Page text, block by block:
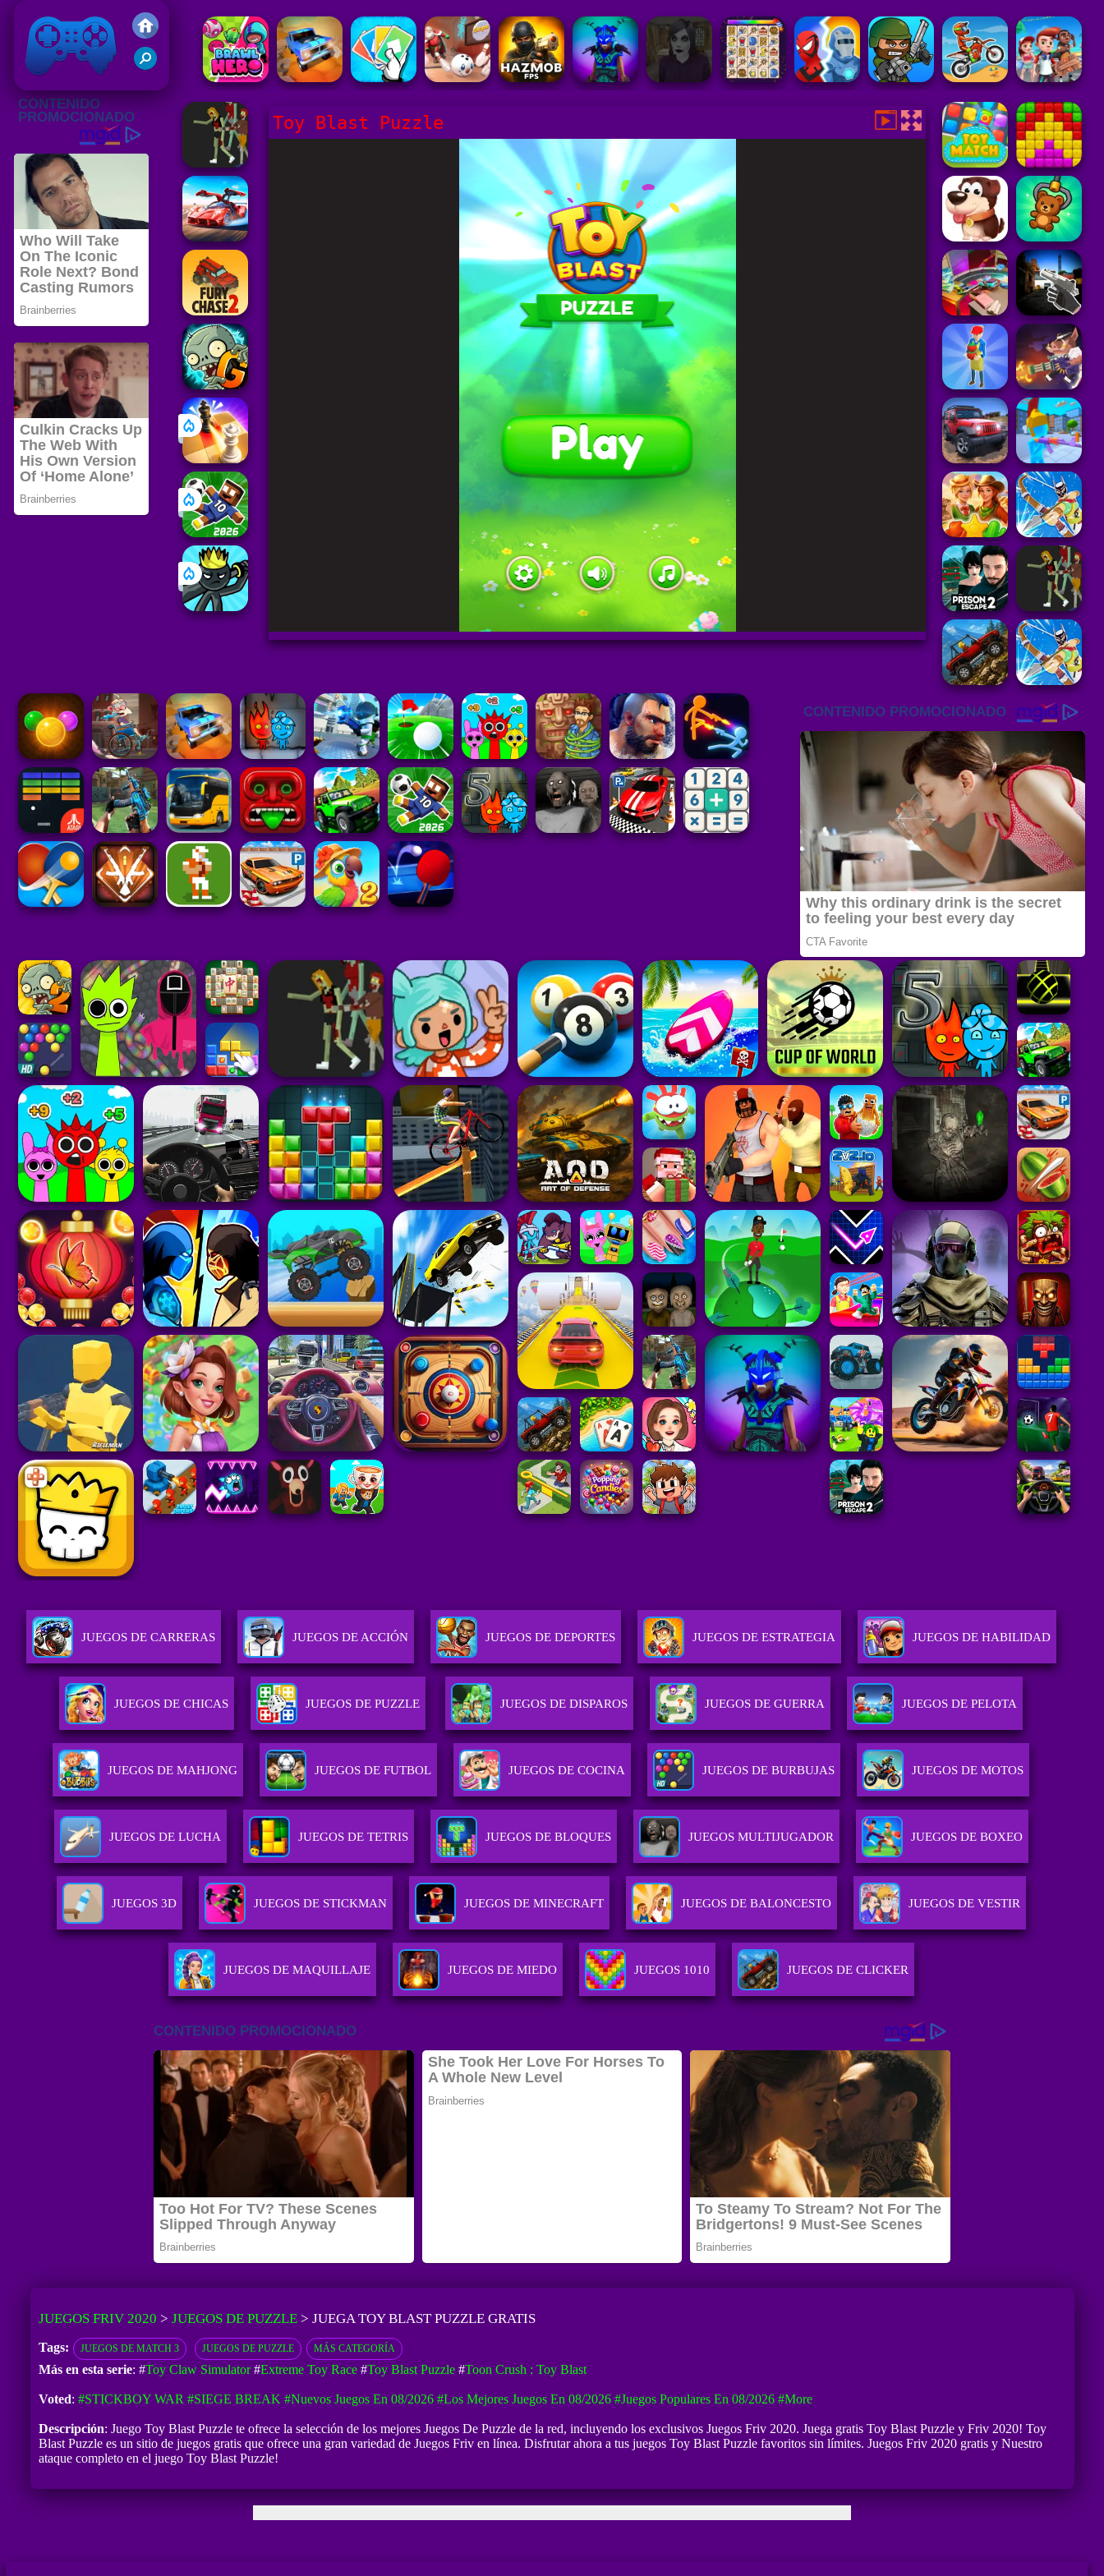
Juegos Friv 2020
Toy Blast Puzzle
JUEGOS DE CARRERAS JUEGOS DE ACCIÓN JUEGOS DE DEPORTES JUEGOS DE ESTRATEGIA JUEGOS DE HABILIDAD
JUEGOS DE CHICAS JUEGOS DE PUZZLE JUEGOS DE DISPAROS JUEGOS DE GUERRA JUEGOS DE PELOTA
JUEGOS DE MAHJONG JUEGOS DE FUTBOL JUEGOS DE COCINA JUEGOS DE BURBUJAS JUEGOS DE MOTOS
JUEGOS DE LUCHA JUEGOS DE TETRIS JUEGOS DE BLOQUES JUEGOS MULTIJUGADOR JUEGOS DE BOXEO
JUEGOS 3D JUEGOS DE STICKMAN JUEGOS DE MINECRAFT JUEGOS DE BALONCESTO JUEGOS DE VESTIR
JUEGOS DE MAQUILLAJE JUEGOS DE MIEDO JUEGOS 1010 JUEGOS DE CLICKER
JUEGOS FRIV 2020 > JUEGOS DE PUZZLE> JUEGA TOY BLAST PUZZLE GRATIS
Tags: JUEGOS DE MATCH 3 JUEGOS DE PUZZLE MÁS CATEGORÍA
Más en esta serie: #Toy Claw Simulator#Extreme Toy Race#Toy Blast Puzzle#Toon Crush : Toy Blast
Voted: #STICKBOY WAR #SIEGE BREAK #Nuevos Juegos En 08/2026 #Los Mejores Juegos En 08/2026 #Juegos Populares En 08/2026 #more
Descripción: Juego Toy Blast Puzzle te ofrece la selección de los mejores Juegos De Puzzle de la red, incluyendo los exclusivos Juegos Friv 2020. Juega gratis Toy Blast Puzzle y Friv 2020! Toy
Blast Puzzle es un sitio de juegos gratis que ofrece una gran variedad de Juegos Friv en línea. Disfrutar ahora a tus juegos Toy Blast Puzzle favoritos sin límites. Juegos Friv 2020 gratis y Nuestro
ataque completo en el juego Toy Blast Puzzle!